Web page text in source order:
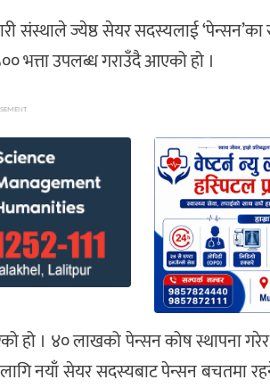
संस्थाले ज्येष्ठ सेयर सदस्यलाई ‘पेन्सन’का
भत्ता उपलब्ध गराउँदै आएको हो ।
हो । ४० लाखको पेन्सन कोष स्थापना
नयाँ सेयर सदस्यबाट पेन्सन बचतमा